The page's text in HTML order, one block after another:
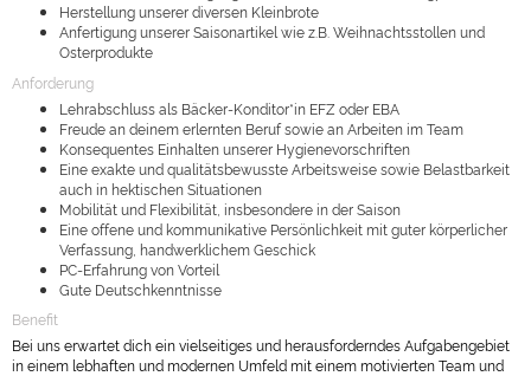
Herstellung unserer diversen Kleinbrote
Anfertigung unserer Saisonartikel wie z.B. Weihnachtsstollen und
Osterprodukte
Anforderung
Lehrabschluss als Bäcker-Konditor*in EFZ oder EBA
Freude an deinem erlernten Beruf sowie an Arbeiten im Team
Konsequentes Einhalten unserer Hygienevorschriften
Eine exakte und qualitätsbewusste Arbeitsweise sowie Belastbarkeit
auch in hektischen Situationen
Mobilität und Flexibilität, insbesondere in der Saison
Eine offene und kommunikative Persönlichkeit mit guter körperlicher
Verfassung, handwerklichem Geschick
PC-Erfahrung von Vorteil
Gute Deutschkenntnisse
Benefit
Bei uns erwartet dich ein vielseitiges und herausforderndes Aufgabengebiet
in einem lebhaften und modernen Umfeld mit einem motivierten Team und